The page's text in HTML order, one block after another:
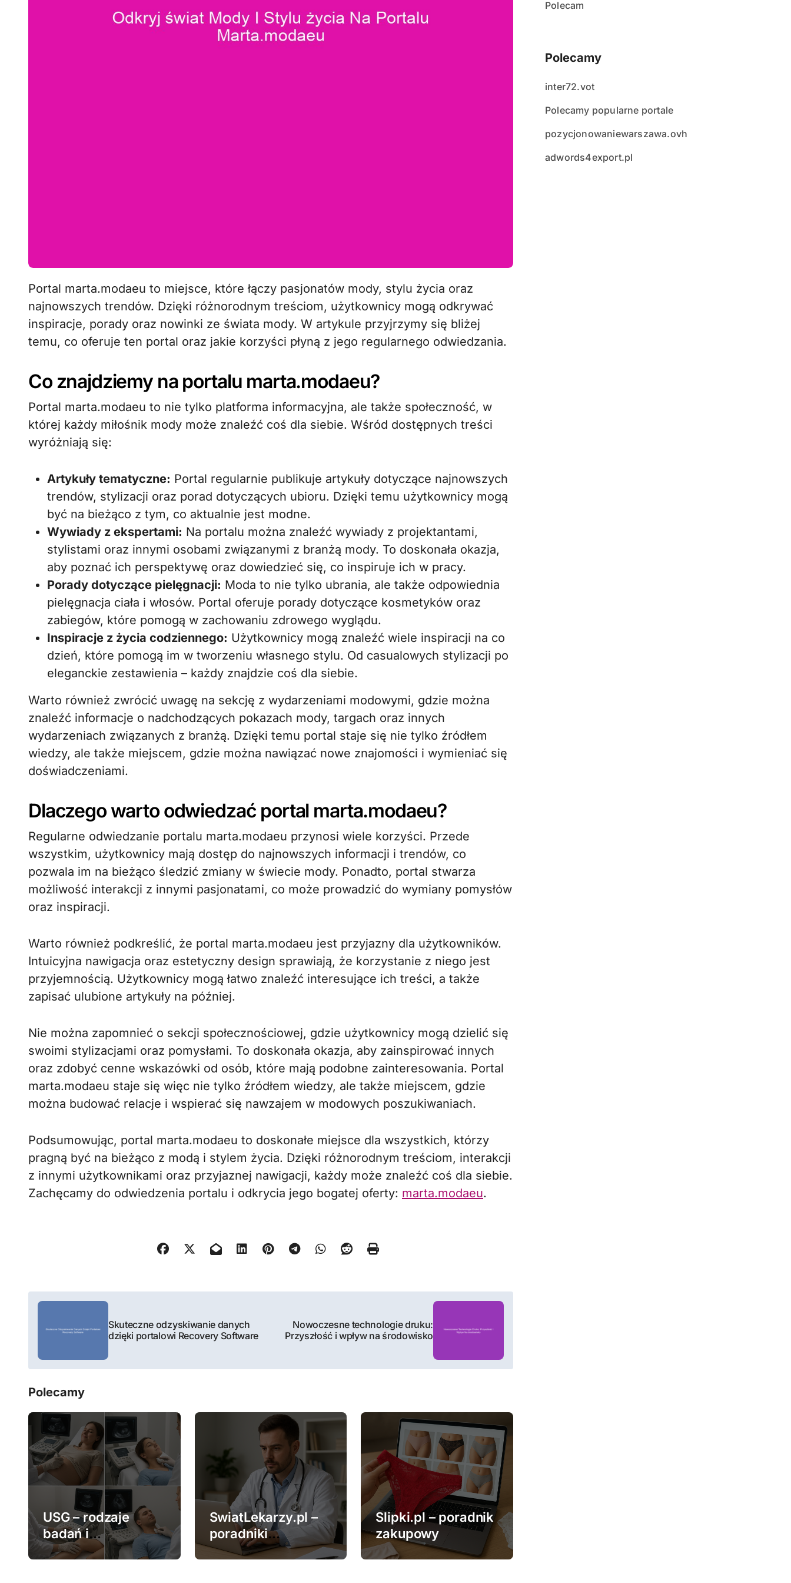
Portal marta.modaeu to miejsce, które łączy pasjonatów mody, stylu życia oraz
najnowszych trendów. Dzięki różnorodnym treściom, użytkownicy mogą odkrywać
inspiracje, porady oraz nowinki ze świata mody. W artykule przyjrzymy się bliżej
temu, co oferuje ten portal oraz jakie korzyści płyną z jego regularnego odwiedzania.
Co znajdziemy na portalu marta.modaeu?
Portal marta.modaeu to nie tylko platforma informacyjna, ale także społeczność, w
której każdy miłośnik mody może znaleźć coś dla siebie. Wśród dostępnych treści
wyróżniają się:
Artykuły tematyczne: Portal regularnie publikuje artykuły dotyczące najnowszych
trendów, stylizacji oraz porad dotyczących ubioru. Dzięki temu użytkownicy mogą
być na bieżąco z tym, co aktualnie jest modne.
Wywiady z ekspertami: Na portalu można znaleźć wywiady z projektantami,
stylistami oraz innymi osobami związanymi z branżą mody. To doskonała okazja,
aby poznać ich perspektywę oraz dowiedzieć się, co inspiruje ich w pracy.
Porady dotyczące pielęgnacji: Moda to nie tylko ubrania, ale także odpowiednia
pielęgnacja ciała i włosów. Portal oferuje porady dotyczące kosmetyków oraz
zabiegów, które pomogą w zachowaniu zdrowego wyglądu.
Inspiracje z życia codziennego: Użytkownicy mogą znaleźć wiele inspiracji na co
dzień, które pomogą im w tworzeniu własnego stylu. Od casualowych stylizacji po
eleganckie zestawienia – każdy znajdzie coś dla siebie.
Warto również zwrócić uwagę na sekcję z wydarzeniami modowymi, gdzie można
znaleźć informacje o nadchodzących pokazach mody, targach oraz innych
wydarzeniach związanych z branżą. Dzięki temu portal staje się nie tylko źródłem
wiedzy, ale także miejscem, gdzie można nawiązać nowe znajomości i wymieniać się
doświadczeniami.
Dlaczego warto odwiedzać portal marta.modaeu?
Regularne odwiedzanie portalu marta.modaeu przynosi wiele korzyści. Przede
wszystkim, użytkownicy mają dostęp do najnowszych informacji i trendów, co
pozwala im na bieżąco śledzić zmiany w świecie mody. Ponadto, portal stwarza
możliwość interakcji z innymi pasjonatami, co może prowadzić do wymiany pomysłów
oraz inspiracji.
Warto również podkreślić, że portal marta.modaeu jest przyjazny dla użytkowników.
Intuicyjna nawigacja oraz estetyczny design sprawiają, że korzystanie z niego jest
przyjemnością. Użytkownicy mogą łatwo znaleźć interesujące ich treści, a także
zapisać ulubione artykuły na później.
Nie można zapomnieć o sekcji społecznościowej, gdzie użytkownicy mogą dzielić się
swoimi stylizacjami oraz pomysłami. To doskonała okazja, aby zainspirować innych
oraz zdobyć cenne wskazówki od osób, które mają podobne zainteresowania. Portal
marta.modaeu staje się więc nie tylko źródłem wiedzy, ale także miejscem, gdzie
można budować relacje i wspierać się nawzajem w modowych poszukiwaniach.
Podsumowując, portal marta.modaeu to doskonałe miejsce dla wszystkich, którzy
pragną być na bieżąco z modą i stylem życia. Dzięki różnorodnym treściom, interakcji
z innymi użytkownikami oraz przyjaznej nawigacji, każdy może znaleźć coś dla siebie.
Zachęcamy do odwiedzenia portalu i odkrycia jego bogatej oferty: marta.modaeu.
N
w
i
g
a
c
w
p
Skuteczne odzyskiwanie danych
dzięki portalowi Recovery Software
Nowoczesne technologie druku:
Przyszłość i wpływ na środowisko
Polecamy
USG – rodzaje
badań i
zastosowanie
SwiatLekarzy.pl –
poradniki
medyczne
Slipki.pl – poradnik
zakupowy
Polecam
Polecamy
inter72.vot
Polecamy popularne portale
pozycjonowaniewarszawa.ovh
adwords4export.pl